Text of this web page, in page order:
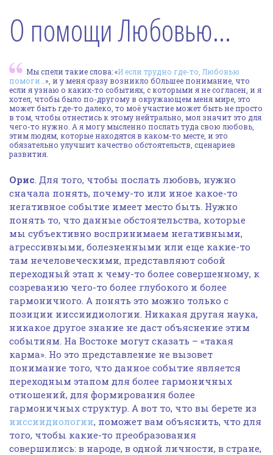
О помощи Любовью…
Мы спели такие слова: «И если трудно где-то, Любовью
помоги… », и у меня сразу возникло бОльшее понимание, что
если я узнаю о каких-то событиях, с которыми я не согласен, и я
хотел, чтобы было по-другому в окружающем меня мире, это
может быть где-то далеко, то моё участие может быть не просто
в том, чтобы отнестись к этому нейтрально, мол значит это для
чего-то нужно. А я могу мысленно послать туда свою любовь,
этим людям, которые находятся в каком-то месте, и это
обязательно улучшит качество обстоятельств, сценариев
развития.
Орис. Для того, чтобы послать любовь, нужно
сначала понять, почему-то или иное какое-то
негативное событие имеет место быть. Нужно
понять то, что данные обстоятельства, которые
мы субъективно воспринимаем негативными,
агрессивными, болезненными или еще какие-то
там нечеловеческими, представляют собой
переходный этап к чему-то более совершенному, к
созреванию чего-то более глубокого и более
гармоничного. А понять это можно только с
позиции ииссиидиологии. Никакая другая наука,
никакое другое знание не даст объяснение этим
событиям. На Востоке могут сказать – «такая
карма». Но это представление не вызовет
понимание того, что данное событие является
переходным этапом для более гармоничных
отношений, для формирования более
гармоничных структур. А вот то, что вы берете из
ииссиидиологии, поможет вам объяснить, что для
того, чтобы какие-то преобразования
совершились: в народе, в одной личности, в стране,